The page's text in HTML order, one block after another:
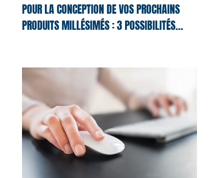
POUR LA CONCEPTION DE VOS PROCHAINS
PRODUITS MILLÉSIMÉS : 3 POSSIBILITÉS…